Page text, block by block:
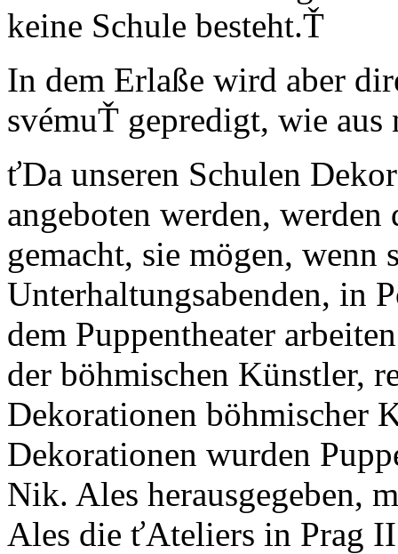
keine Schule besteht.Ť
In dem Erlaße wird aber
svémuŤ gepredigt, wie
ťDa unseren Schulen
angeboten werden,
gemacht, sie mögen, wenn
Unterhaltungsabenden, in
dem Puppentheater
der böhmischen Künstler,
Dekorationen böhmischer
Dekorationen wurden
Nik. Ales herausgegeben,
Ales die ťAteliers in Prag